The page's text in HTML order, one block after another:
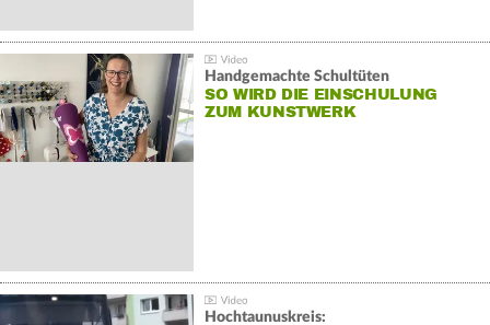
Handgemachte Schultüten
SO WIRD DIE EINSCHULUNG
ZUM KUNSTWERK
Hochtaunuskreis: